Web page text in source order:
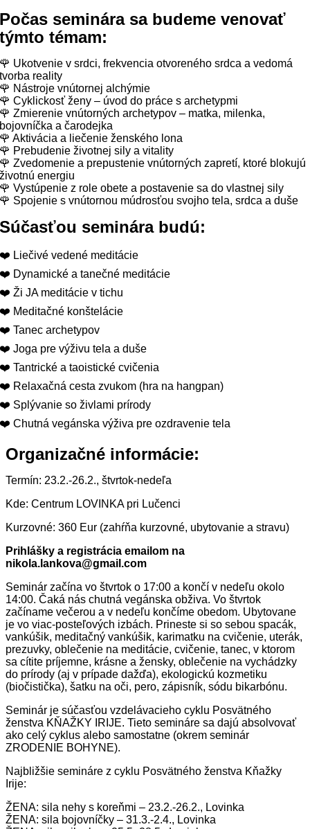
Počas seminára sa budeme venovať
týmto témam:
🌹 Ukotvenie v srdci, frekvencia otvoreného srdca a vedomá
tvorba reality
🌹 Nástroje vnútornej alchýmie
🌹 Cyklickosť ženy – úvod do práce s archetypmi
🌹 Zmierenie vnútorných archetypov – matka, milenka,
bojovníčka a čarodejka
🌹 Aktivácia a liečenie ženského lona
🌹 Prebudenie životnej sily a vitality
🌹 Zvedomenie a prepustenie vnútorných zapretí, ktoré blokujú
životnú energiu
🌹 Vystúpenie z role obete a postavenie sa do vlastnej sily
🌹 Spojenie s vnútornou múdrosťou svojho tela, srdca a duše
Súčasťou seminára budú:
❤️ Liečivé vedené meditácie
❤️ Dynamické a tanečné meditácie
❤️ Ži JA meditácie v tichu
❤️ Meditačné konštelácie
❤️ Tanec archetypov
❤️ Joga pre výživu tela a duše
❤️ Tantrické a taoistické cvičenia
❤️ Relaxačná cesta zvukom (hra na hangpan)
❤️ Splývanie so živlami prírody
❤️ Chutná vegánska výživa pre ozdravenie tela
Organizačné informácie:
Termín: 23.2.-26.2., štvrtok-nedeľa
Kde: Centrum LOVINKA pri Lučenci
Kurzovné: 360 Eur (zahŕňa kurzovné, ubytovanie a stravu)
Prihlášky a registrácia emailom na
nikola.lankova@gmail.com
Seminár začína vo štvrtok o 17:00 a končí v nedeľu okolo
14:00. Čaká nás chutná vegánska obživa. Vo štvrtok
začíname večerou a v nedeľu končíme obedom. Ubytovane
je vo viac-posteľových izbách. Prineste si so sebou spacák,
vankúšik, meditačný vankúšik, karimatku na cvičenie, uterák,
prezuvky, oblečenie na meditácie, cvičenie, tanec, v ktorom
sa cítite príjemne, krásne a žensky, oblečenie na vychádzky
do prírody (aj v prípade dažďa), ekologickú kozmetiku
(biočistička), šatku na oči, pero, zápisník, sódu bikarbónu.
Seminár je súčasťou vzdelávacieho cyklu Posvätného
ženstva KŇAŽKY IRIJE. Tieto semináre sa dajú absolvovať
ako celý cyklus alebo samostatne (okrem seminár
ZRODENIE BOHYNE).
Najbližšie semináre z cyklu Posvätného ženstva Kňažky
Irije:
ŽENA: sila nehy s koreňmi – 23.2.-26.2., Lovinka
ŽENA: sila bojovníčky – 31.3.-2.4., Lovinka